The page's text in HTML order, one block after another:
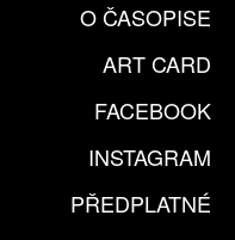
O ČASOPISE
ART CARD
FACEBOOK
INSTAGRAM
PŘEDPLATNÉ